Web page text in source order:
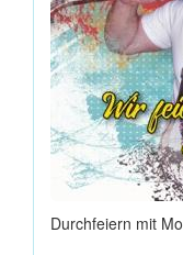
Durchfeiern mit